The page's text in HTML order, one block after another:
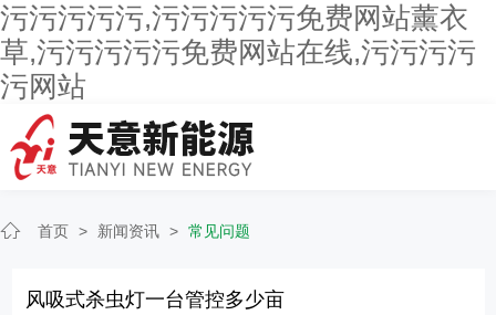
污污污污污,污污污污污免费网站薰衣
草,污污污污污免费网站在线,污污污污
污网站
新闻资讯
联系污污污污污
首页 > 新闻资讯 > 常见问题
风吸式杀虫灯一台管控多少亩